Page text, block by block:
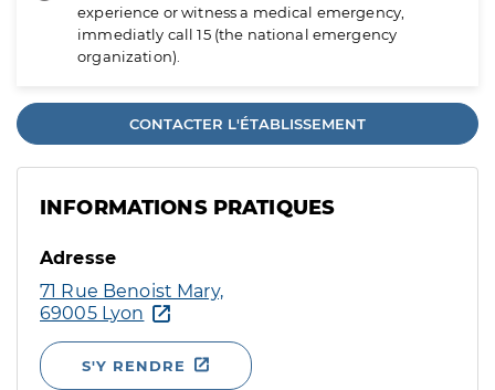
experience or witness a medical emergency,
immediatly call 15 (the national emergency
organization).
CONTACTER L'ÉTABLISSEMENT
INFORMATIONS PRATIQUES
Adresse
71 Rue Benoist Mary,
69005 Lyon
S'Y RENDRE